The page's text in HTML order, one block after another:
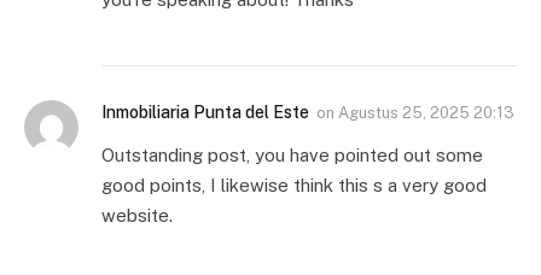
Inmobiliaria Punta del Este on Agustus 25, 2025 20:13
Outstanding post, you have pointed out some
good points, I likewise think this s a very good
website.